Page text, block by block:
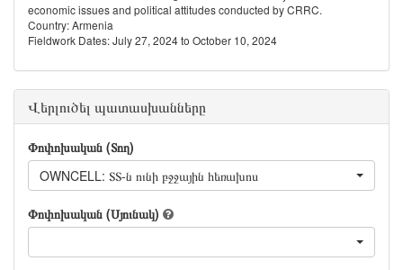
economic issues and political attitudes conducted by CRRC.
Country: Armenia
Fieldwork Dates: July 27, 2024 to October 10, 2024
Վերլուծել պատասխանները
Փոփոխական (Տող)
OWNCELL: ՏՏ-ն ունի բջջային հեռախոս
Փոփոխական (Սյունակ)